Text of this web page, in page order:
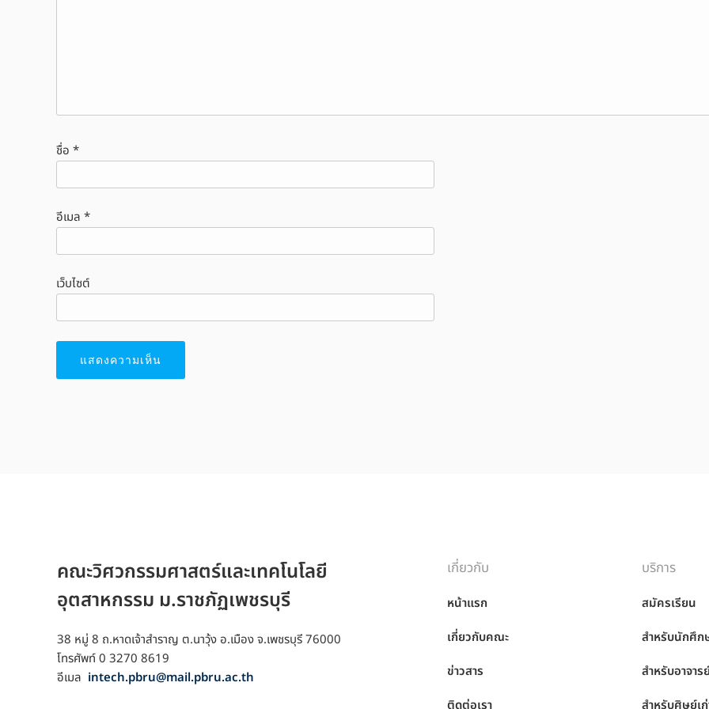
ชื่อ *
อีเมล *
เว็บไซต์
คณะวิศวกรรมศาสตร์และเทคโนโลยี
อุตสาหกรรม ม.ราชภัฏเพชรบุรี
38 หมู่ 8 ถ.หาดเจ้าสำราญ ต.นาวุ้ง อ.เมือง จ.เพชรบุรี 76000
โทรศัพท์ 0 3270 8619
อีเมล intech.pbru@mail.pbru.ac.th
เกี่ยวกับ
หน้าแรก
เกี่ยวกับคณะ
ข่าวสาร
ติดต่อเรา
บริการ
สมัครเรียน
สำหรับนักศึก
สำหรับอาจา
สำหรับศิษย์เ